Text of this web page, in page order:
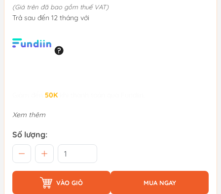
(Giá trên đã bao gồm thuế VAT)
Trả sau đến 12 tháng với
50K
Xem thêm
Số lượng:
VÀO GIỎ MUA NGAY